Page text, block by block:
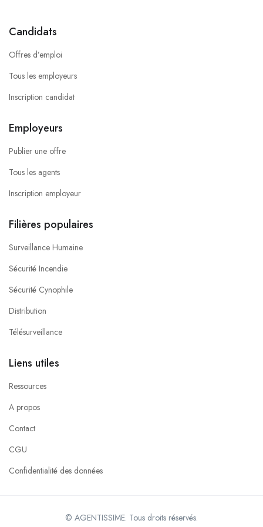
Candidats
Offres d’emploi
Tous les employeurs
Inscription candidat
Employeurs
Publier une offre
Tous les agents
Inscription employeur
Filières populaires
Surveillance Humaine
Sécurité Incendie
Sécurité Cynophile
Distribution
Télésurveillance
Liens utiles
Ressources
A propos
Contact
CGU
Confidentialité des données
© AGENTISSIME. Tous droits réservés.